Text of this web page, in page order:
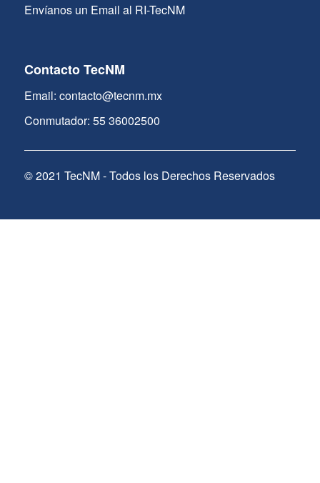
Envíanos un Email al RI-TecNM
Contacto TecNM
Email: contacto@tecnm.mx
Conmutador: 55 36002500
© 2021 TecNM - Todos los Derechos Reservados